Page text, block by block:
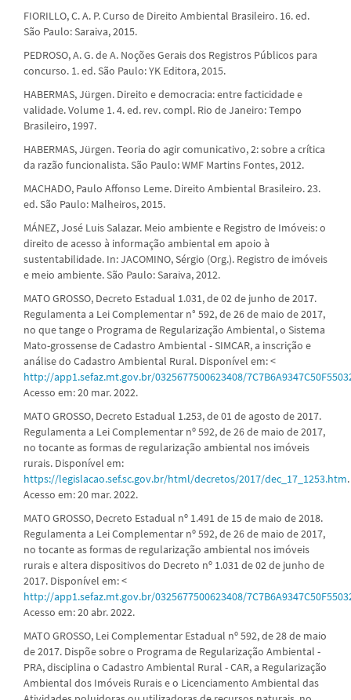
FIORILLO, C. A. P. Curso de Direito Ambiental Brasileiro. 16. ed.
São Paulo: Saraiva, 2015.
PEDROSO, A. G. de A. Noções Gerais dos Registros Públicos para
concurso. 1. ed. São Paulo: YK Editora, 2015.
HABERMAS, Jürgen. Direito e democracia: entre facticidade e
validade. Volume 1. 4. ed. rev. compl. Rio de Janeiro: Tempo
Brasileiro, 1997.
HABERMAS, Jürgen. Teoria do agir comunicativo, 2: sobre a crítica
da razão funcionalista. São Paulo: WMF Martins Fontes, 2012.
MACHADO, Paulo Affonso Leme. Direito Ambiental Brasileiro. 23.
ed. São Paulo: Malheiros, 2015.
MÁNEZ, José Luis Salazar. Meio ambiente e Registro de Imóveis: o
direito de acesso à informação ambiental em apoio à
sustentabilidade. In: JACOMINO, Sérgio (Org.). Registro de imóveis
e meio ambiente. São Paulo: Saraiva, 2012.
MATO GROSSO, Decreto Estadual 1.031, de 02 de junho de 2017.
Regulamenta a Lei Complementar n° 592, de 26 de maio de 2017,
no que tange o Programa de Regularização Ambiental, o Sistema
Mato-grossense de Cadastro Ambiental - SIMCAR, a inscrição e
análise do Cadastro Ambiental Rural. Disponível em: <
http://app1.sefaz.mt.gov.br/0325677500623408/
Acesso em: 20 mar. 2022.
MATO GROSSO, Decreto Estadual 1.253, de 01 de agosto de 2017.
Regulamenta a Lei Complementar nº 592, de 26 de maio de 2017,
no tocante as formas de regularização ambiental nos imóveis
rurais. Disponível em:
https://legislacao.sef.sc.gov.br/html/decretos/2017/dec_17_1253.htm.
Acesso em: 20 mar. 2022.
MATO GROSSO, Decreto Estadual nº 1.491 de 15 de maio de 2018.
Regulamenta a Lei Complementar nº 592, de 26 de maio de 2017,
no tocante as formas de regularização ambiental nos imóveis
rurais e altera dispositivos do Decreto nº 1.031 de 02 de junho de
2017. Disponível em: <
http://app1.sefaz.mt.gov.br/0325677500623408/
Acesso em: 20 abr. 2022.
MATO GROSSO, Lei Complementar Estadual nº 592, de 28 de maio
de 2017. Dispõe sobre o Programa de Regularização Ambiental -
PRA, disciplina o Cadastro Ambiental Rural - CAR, a Regularização
Ambiental dos Imóveis Rurais e o Licenciamento Ambiental das